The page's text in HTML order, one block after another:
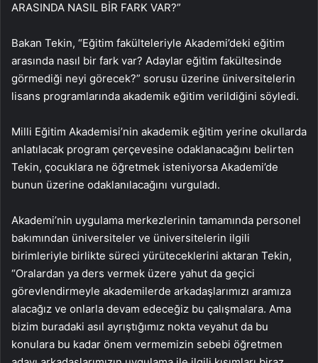
ARASINDA NASIL BİR FARK VAR?”
Bakan Tekin, “Eğitim fakülteleriyle Akademi’deki eğitim
arasında nasıl bir fark var? Adaylar eğitim fakültesinde
görmediği neyi görecek?” sorusu üzerine üniversitelerin
lisans programlarında akademik eğitim verildiğini söyledi.
Milli Eğitim Akademisi’nin akademik eğitim yerine okullarda
anlatılacak program çerçevesine odaklanacağını belirten
Tekin, çocuklara ne öğretmek isteniyorsa Akademi’de
bunun üzerine odaklanılacağını vurguladı.
Akademi’nin uygulama merkezlerinin tamamında personel
bakımından üniversiteler ve üniversitelerin ilgili
birimleriyle birlikte süreci yürüteceklerini aktaran Tekin,
“Oralardan ya ders vermek üzere yahut da geçici
görevlendirmeyle akademilerde arkadaşlarımızı aramıza
alacağız ve onlarla devam edeceğiz bu çalışmalara. Ama
bizim buradaki asıl ayrıştığımız nokta veyahut da bu
konulara bu kadar önem vermemizin sebebi öğretmen